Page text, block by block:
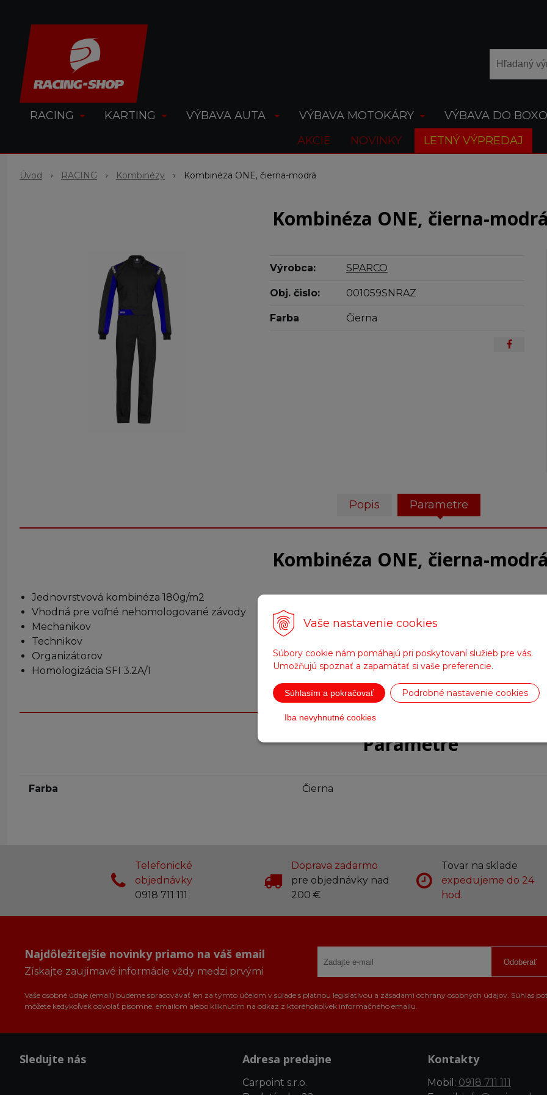
Vaše nastavenie cookies
Súbory cookie nám pomáhajú pri poskytovaní služieb pre vás.
Umožňujú spoznať a zapamätať si vaše preferencie.
Súhlasím a pokračovať Podrobné nastavenie cookies
Iba nevyhnutné cookies
RACING KARTING VÝBAVA AUTA VÝBAVA MOTOKÁRY
VÝBAVA DO
AKCIE
NOVINKY LETNÝ VÝPREDAJ
Úvod RACING Kombinézy Kombinéza ONE, čierna-modrá
Kombinéza ONE, čierna-
Výrobca: SPARCO
Obj. čislo: 001059SNRAZ
Farba Čierna
Popis Parametre
Kombinéza ONE, čierna-
Jednovrstvová kombinéza 180g/m2
Vhodná pre voľné nehomologované závody
Mechanikov
Technikov
Organizátorov
Homologizácia SFI 3.2A/1
Parametre
Farba Čierna
Telefonické
objednávky
0918 711 111
Doprava zadarmo
pre objednávky nad
200 €
Tovar na sklade
expedujeme do 24
hod.
Najdôležitejšie novinky priamo na váš email
Získajte zaujímavé informácie vždy medzi prvými
Odoberať
Vaše osobné údaje (email) budeme spracovávať len za týmto účelom v súlade s platnou legislatívou a zásadami ochrany osobných údajov. Súhlas
môžete kedykoľvek odvolať písomne, emailom alebo kliknutím na odkaz z ktoréhokoľvek informačného emailu.
Sledujte nás Adresa predajne
Carpoint s.r.o.
Kontakty
Mobil: 0918 711 111